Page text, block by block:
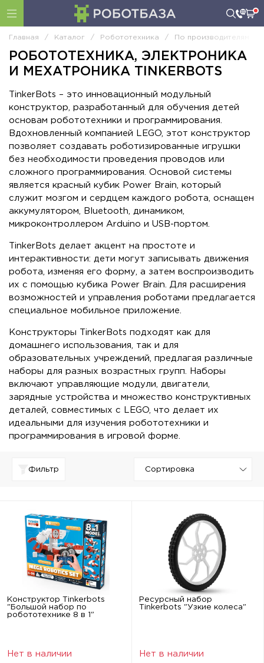
Главная / Каталог / Робототехника / По производителям
РОБОТОТЕХНИКА, ЭЛЕКТРОНИКА
И МЕХАТРОНИКА TINKERBOTS
TinkerBots – это инновационный модульный
конструктор, разработанный для обучения детей
основам робототехники и программирования.
Вдохновленный компанией LEGO, этот конструктор
позволяет создавать роботизированные игрушки
без необходимости проведения проводов или
сложного программирования. Основой системы
является красный кубик Power Brain, который
служит мозгом и сердцем каждого робота, оснащен
аккумулятором, Bluetooth, динамиком,
микроконтроллером Arduino и USB-портом.
TinkerBots делает акцент на простоте и
интерактивности: дети могут записывать движения
робота, изменяя его форму, а затем воспроизводить
их с помощью кубика Power Brain. Для расширения
возможностей и управления роботами предлагается
специальное мобильное приложение.
Конструкторы TinkerBots подходят как для
домашнего использования, так и для
образовательных учреждений, предлагая различные
наборы для разных возрастных групп. Наборы
включают управляющие модули, двигатели,
зарядные устройства и множество конструктивных
деталей, совместимых с LEGO, что делает их
идеальными для изучения робототехники и
программирования в игровой форме.
Фильтр
Конструктор Tinkerbots
"Большой набор по
робототехнике 8 в 1"
Нет в наличии
Ресурсный набор
Tinkerbots "Узкие колеса"
Нет в наличии